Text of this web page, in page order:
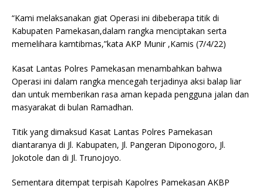
“Kami melaksanakan giat Operasi ini dibeberapa titik di
Kabupaten Pamekasan,dalam rangka menciptakan serta
memelihara kamtibmas,”kata AKP Munir ,Kamis (7/4/22)
Kasat Lantas Polres Pamekasan menambahkan bahwa
Operasi ini dalam rangka mencegah terjadinya aksi balap liar
dan untuk memberikan rasa aman kepada pengguna jalan dan
masyarakat di bulan Ramadhan.
Titik yang dimaksud Kasat Lantas Polres Pamekasan
diantaranya di Jl. Kabupaten, Jl. Pangeran Diponogoro, Jl.
Jokotole dan di Jl. Trunojoyo.
Sementara ditempat terpisah Kapolres Pamekasan AKBP